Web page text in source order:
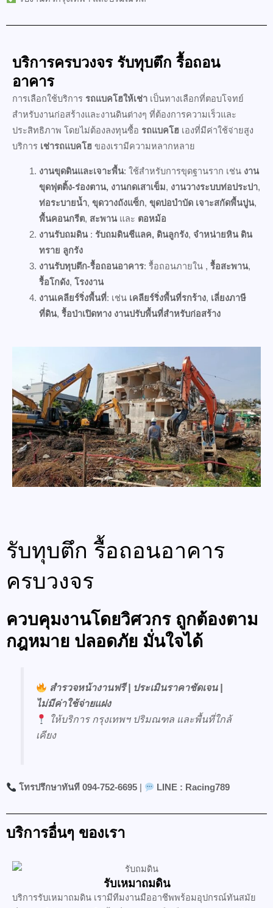
บริการครบวงจร รับทุบตึก รื้อถอน
อาคาร
การเลือกใช้บริการ รถแบคโฮให้เช่า เป็นทางเลือกที่ตอบโจทย์
สำหรับงานก่อสร้างและงานดินต่างๆ ที่ต้องการความเร็วและ
ประสิทธิภาพ โดยไม่ต้องลงทุนซื้อ รถแบคโฮ เองที่มีค่าใช้จ่ายสูง
บริการ เช่ารถแบคโฮ ของเรามีความหลากหลาย
งานขุดดินและเจาะพื้น: ใช้สำหรับการขุดฐานราก เช่น งาน
ขุดฟุตติ้ง-ร่องตาน, งานกดเสาเข็ม, งานวางระบบท่อประปา,
ท่อระบายน้ำ, ขุดวางถังแซ็ก, ขุดบ่อบำบัด เจาะสกัดพื้นปูน,
พื้นคอนกรีต, สะพานและ ตอหม้อ
งานรับถมดิน : รับถมดินชีแลค, ดินลูกรัง, จำหน่ายหิน ดิน
ทราย ลูกรัง
งานรับทุบตึก-รื้อถอนอาคาร: รื้อถอนภายใน , รื้อสะพาน,
รื้อโกดัง, โรงงาน
งานเคลียร์ริ่งพื้นที่: เช่น เคลียร์ริ่งพื้นที่รกร้าง, เลี่ยงภาษี
ที่ดิน, รื้อป่าเปิดทาง งานปรับพื้นที่สำหรับก่อสร้าง
รับทุบตึก รื้อถอนอาคาร
ครบวงจร
ควบคุมงานโดยวิศวกร ถูกต้องตาม
กฎหมาย ปลอดภัย มั่นใจได้
สำรวจหน้างานฟรี | ประเมินราคาชัดเจน |
ไม่มีค่าใช้จ่ายแฝง
ให้บริการ กรุงเทพฯ ปริมณฑล และพื้นที่ใกล้
เคียง
โทรปรึกษาทันที 094-752-6695| LINE : Racing789
บริการอื่นๆ ของเรา
รับเหมาถมดิน
บริการรับเหมาถมดิน เรามีทีมงานมืออาชีพพร้อมอุปกรณ์ทันสมัย